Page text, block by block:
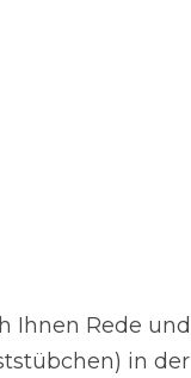
Ihnen Rede und
in der